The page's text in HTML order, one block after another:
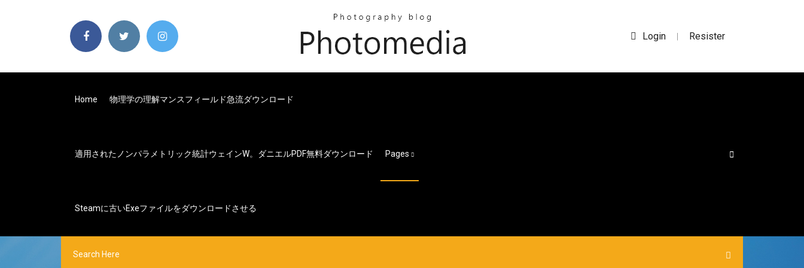
Login | Resister
Home 物理学の理解マンスフィールド急流ダウンロード
適用されたノンパラメトリック統計ウェインw。ダニエルPDF無料ダウンロード Pages
Steamに古いexeファイルをダウンロードさせる